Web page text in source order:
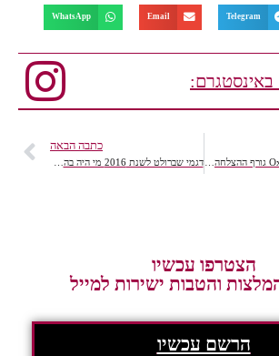
Telegram
Email
WhatsApp
באינסטגרם:
כתבה הבאה
הצטרפו עכשיו
והטבות ישירות למייל
הרשם עכשיו